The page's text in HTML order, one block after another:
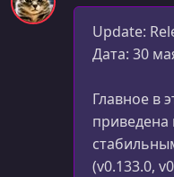
Update:
Дата: 30
Главное в
приведена
(v0.133.0,